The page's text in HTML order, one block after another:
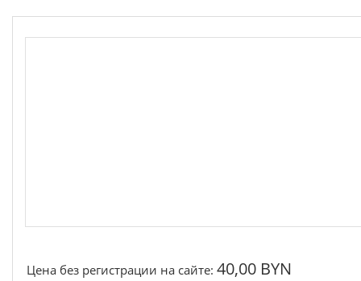
Аккумуляторы, зарядные устройства
Щётки, щёточные узлы
Цена без регистрации на сайте: 40,00 BYN